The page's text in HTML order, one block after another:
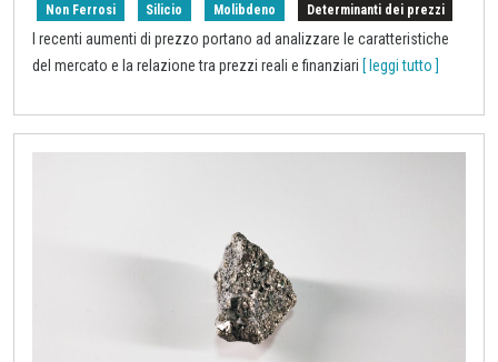
Non Ferrosi Silicio Molibdeno Determinanti dei prezzi
I recenti aumenti di prezzo portano ad analizzare le caratteristiche
del mercato e la relazione tra prezzi reali e finanziari [ leggi tutto ]